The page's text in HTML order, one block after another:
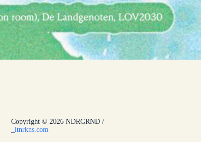
Copyright © 2026 NDRGRND /
ltnrkns.com